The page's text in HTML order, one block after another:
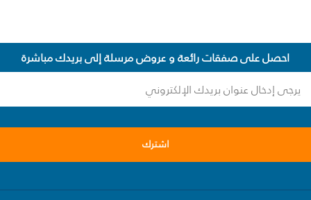
احصل على صفقات رائعة و عروض مرسلة إلى بريدك مباشرة
اشترك